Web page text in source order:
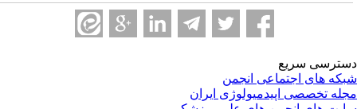
سریع
های اجتماعی انجمن
تخصصی اپیدمیولوژی ایران